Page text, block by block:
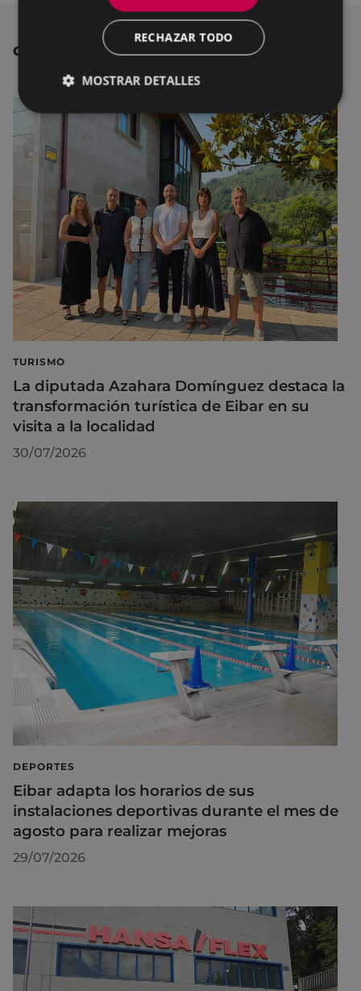
OTRAS NOTICIAS
TURISMO
La diputada Azahara Domínguez destaca la
transformación turística de Eibar en su
visita a la localidad
30/07/2026
DEPORTES
Eibar adapta los horarios de sus
instalaciones deportivas durante el mes de
agosto para realizar mejoras
29/07/2026
RECHAZAR TODO
MOSTRAR DETALLES